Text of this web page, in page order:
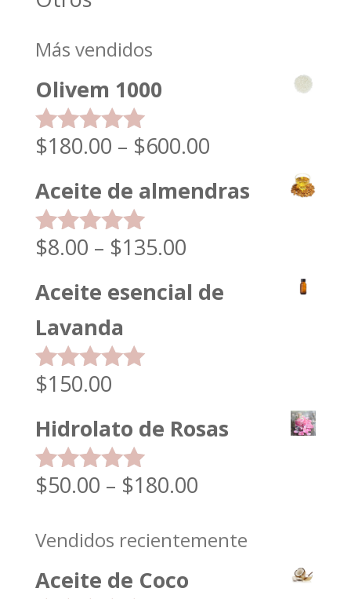
Más vendidos
Olivem 1000
Rated5.00
$180.00 – $600.00
Aceite de almendras
Rated5.00
$8.00 – $135.00
Aceite esencial de
Lavanda
Rated5.00
$150.00
Hidrolato de Rosas
Rated5.00
$50.00 – $180.00
Vendidos recientemente
Aceite de Coco